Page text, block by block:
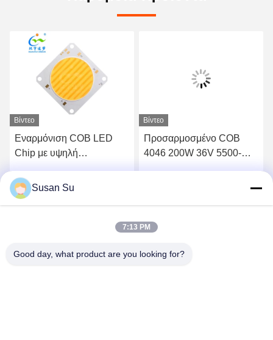
Βίντεο
Εναρμόνιση COB LED
Chip με υψηλή
150W+150W 54V LED
COB 2700K+6500K
Βίντεο
Προσαρμοσμένο COB
4046 200W 36V 5500-
Susan Su
7:13 PM
Good day, what product are you looking for?